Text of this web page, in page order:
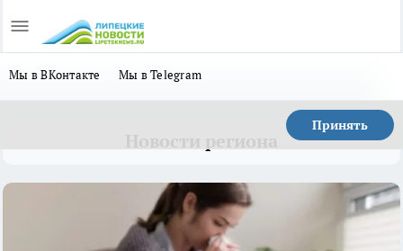
Мы в ВКонтакте Мы в Telegram
Принять